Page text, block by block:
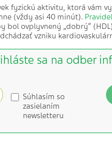
fyzickú aktivitu, ktorá vám
(vždy asi 40 minút).
bol ovplyvnený „dobrý“
vzniku
sa na odber
Súhlasím so
zasielaním
newsletteru